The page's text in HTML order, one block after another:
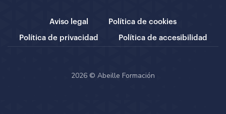
Aviso legal Política de cookies
Política de privacidad Política de accesibilidad
2026 © Abeille Formación